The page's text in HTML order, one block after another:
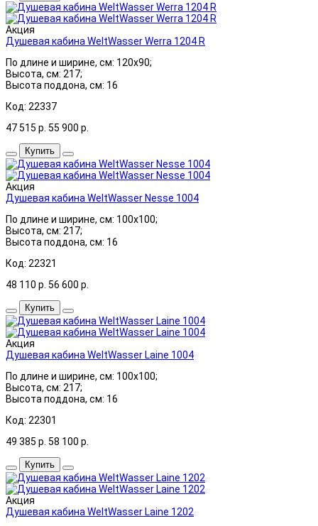
Акция
Душевая кабина WeltWasser Werra 1204 R
По длине и ширине, см: 120x90;
Высота, см: 217;
Высота поддона, см: 16
Код: 22337
47 515 р. 55 900 р.
Купить
Акция
Душевая кабина WeltWasser Nesse 1004
По длине и ширине, см: 100x100;
Высота, см: 217;
Высота поддона, см: 16
Код: 22321
48 110 р. 56 600 р.
Купить
Акция
Душевая кабина WeltWasser Laine 1004
По длине и ширине, см: 100x100;
Высота, см: 217;
Высота поддона, см: 16
Код: 22301
49 385 р. 58 100 р.
Купить
Акция
Душевая кабина WeltWasser Laine 1202